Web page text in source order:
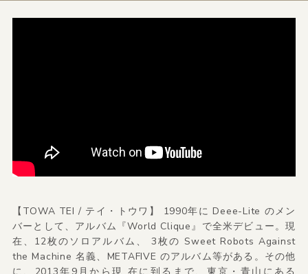
【TOWA TEI / テイ・トウワ】 1990年に Deee-Lite のメン
バーとして、アルバム『World Clique』で全米デビュー。現
在、12枚のソロアルバム、 3枚の Sweet Robots Against
the Machine 名義、METAFIVE のアルバム等がある。その他